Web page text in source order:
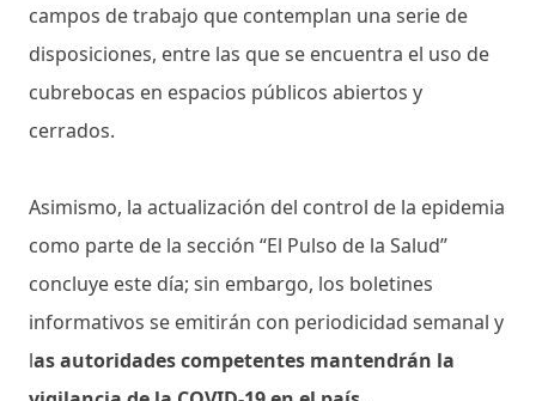
campos de trabajo que contemplan una serie de
disposiciones, entre las que se encuentra el uso de
cubrebocas en espacios públicos abiertos y
cerrados.
Asimismo, la actualización del control de la epidemia
como parte de la sección “El Pulso de la Salud”
concluye este día; sin embargo, los boletines
informativos se emitirán con periodicidad semanal y
las autoridades competentes mantendrán la